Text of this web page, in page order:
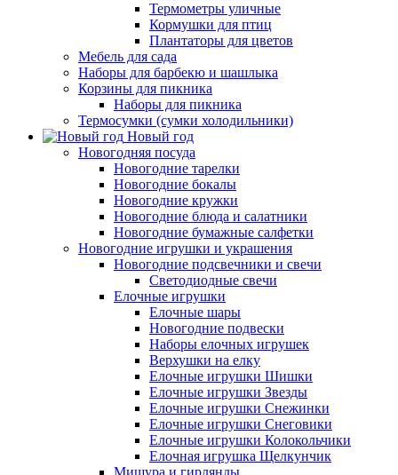
Термометры уличные
Кормушки для птиц
Плантаторы для цветов
Мебель для сада
Наборы для барбекю и шашлыка
Корзины для пикника
Наборы для пикника
Термосумки (сумки холодильники)
Новый год
Новогодняя посуда
Новогодние тарелки
Новогодние бокалы
Новогодние кружки
Новогодние блюда и салатники
Новогодние бумажные салфетки
Новогодние игрушки и украшения
Новогодние подсвечники и свечи
Светодиодные свечи
Елочные игрушки
Елочные шары
Новогодние подвески
Наборы елочных игрушек
Верхушки на елку
Елочные игрушки Шишки
Елочные игрушки Звезды
Елочные игрушки Снежинки
Елочные игрушки Снеговики
Елочные игрушки Колокольчики
Елочная игрушка Щелкунчик
Мишура и гирлянды